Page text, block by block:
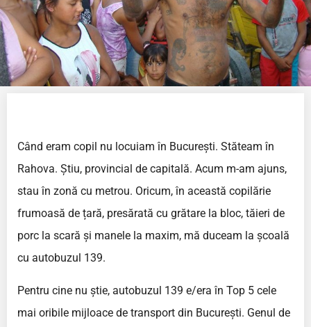
Când eram copil nu locuiam în București. Stăteam în
Rahova. Știu, provincial de capitală. Acum m-am ajuns,
stau în zonă cu metrou. Oricum, în această copilărie
frumoasă de țară, presărată cu grătare la bloc, tăieri de
porc la scară și manele la maxim, mă duceam la școală
cu autobuzul 139.
Pentru cine nu știe, autobuzul 139 e/era în Top 5 cele
mai oribile mijloace de transport din București. Genul de